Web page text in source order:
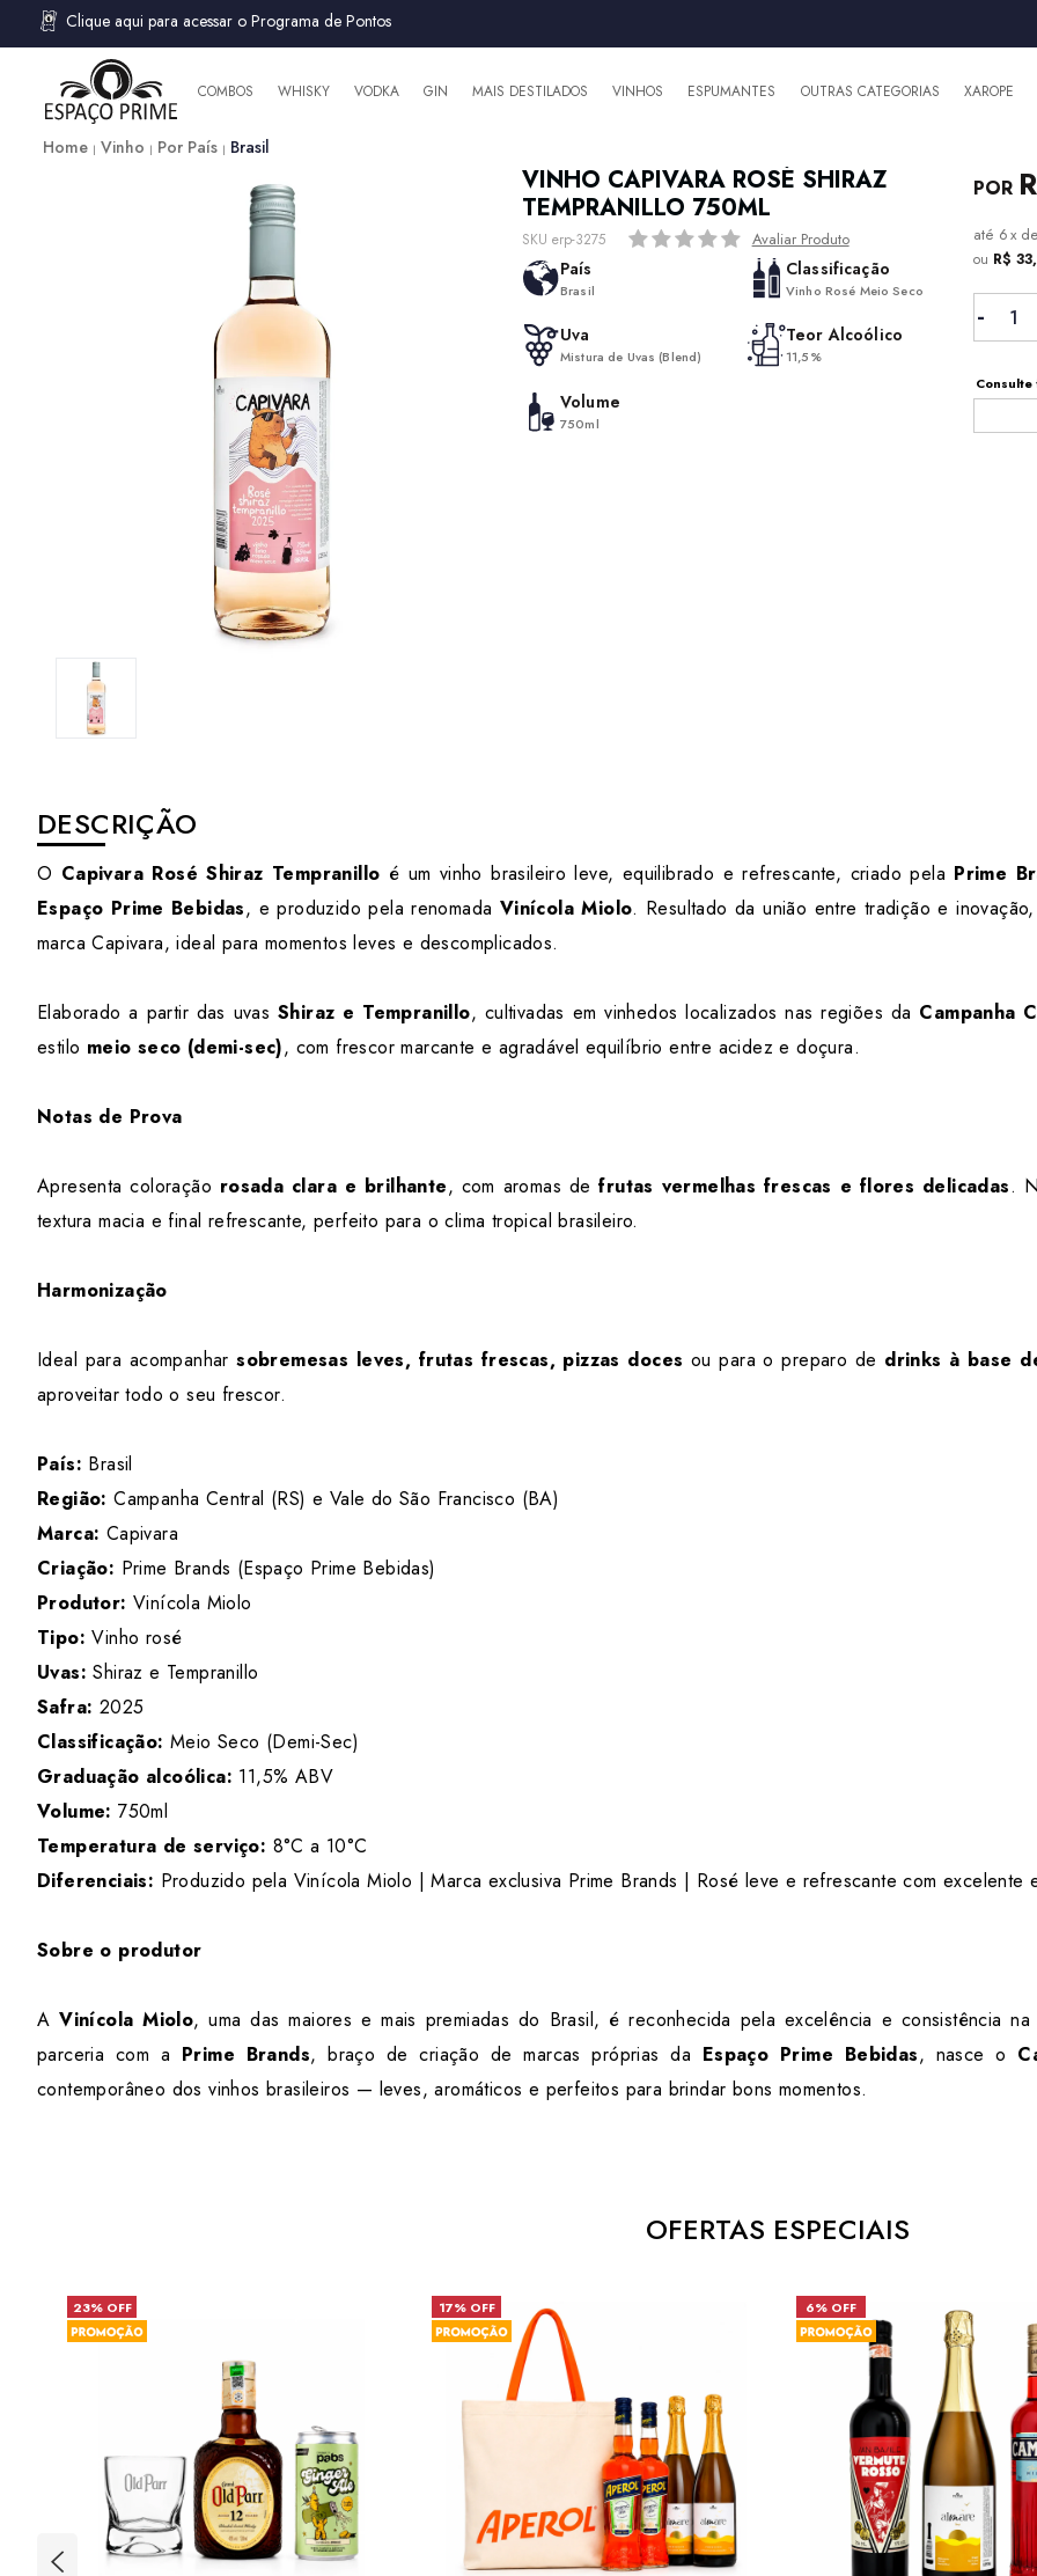
Clique aqui para acessar o Programa de Pontos
COMBOS WHISKY VODKA GIN MAIS DESTILADOS VINHOS ESPUMANTES OUTRAS CATEGORIAS XAROPE
Home Vinho Por País Brasil
VINHO CAPIVARA ROSÉ SHIRAZ
TEMPRANILLO 750ML
SKU erp-3275 Avaliar Produto
País
Brasil
Classificação
Vinho Rosé Meio Seco
Uva
Mistura de Uvas (Blend)
Teor Alcoólico
11,5%
Volume
750ml
6x de
ou R$
DESCRIÇÃO
O Capivara Rosé Shiraz Tempranillo é um vinho brasileiro leve, equilibrado e refrescante, criado pela Prime
Espaço Prime Bebidas, e produzido pela renomada Vinícola Miolo. Resultado da união entre tradição e
marca Capivara, ideal para momentos leves e descomplicados.
Elaborado a partir das uvas Shiraz e Tempranillo, cultivadas em vinhedos localizados nas regiões da Campanha
estilo meio seco (demi-sec), com frescor marcante e agradável equilíbrio entre acidez e doçura.
Notas de Prova
Apresenta coloração rosada clara e brilhante, com aromas defrutas vermelhas frescas e flores delicadas.
textura macia e final refrescante, perfeito para o clima tropical brasileiro.
Harmonização
Ideal para acompanharsobremesas leves, frutas frescas, pizzas doces ou para o preparo de drinks à base
aproveitar todo o seu frescor.
País: Brasil
Região: Campanha Central (RS) e Vale do São Francisco (BA)
Marca: Capivara
Criação: Prime Brands (Espaço Prime Bebidas)
Produtor: Vinícola Miolo
Tipo: Vinho rosé
Uvas: Shiraz e Tempranillo
Safra: 2025
Classificação: Meio Seco (Demi-Sec)
Graduação alcoólica: 11,5% ABV
Volume: 750ml
Temperatura de serviço: 8°C a 10°C
Diferenciais: Produzido pela Vinícola Miolo | Marca exclusiva Prime Brands | Rosé leve e refrescante com excelente
Sobre o produtor
AVinícola Miolo, uma das maiores e mais premiadas do Brasil, é reconhecida pela excelência e consistência
parceria com a Prime Brands, braço de criação de marcas próprias da Espaço Prime Bebidas, nasce o
contemporâneo dos vinhos brasileiros — leves, aromáticos e perfeitos para brindar bons momentos.
OFERTAS ESPECIAIS
23% OFF 17% OFF 6% OFF